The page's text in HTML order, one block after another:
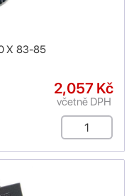
X 83-85
2,057 Kč
včetně DPH